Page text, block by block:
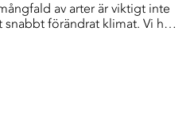
av arter är viktigt inte
snabbt förändrat klimat. Vi har
Alf Norkko.